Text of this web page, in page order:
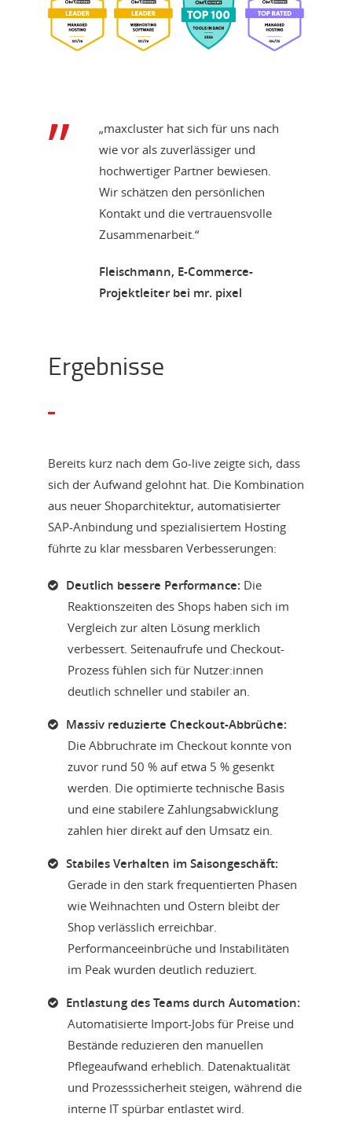
„maxcluster hat sich für uns nach
wie vor als zuverlässiger und
hochwertiger Partner bewiesen.
Wir schätzen den persönlichen
Kontakt und die vertrauensvolle
Zusammenarbeit.“
Fleischmann, E-Commerce-
Projektleiter bei mr. pixel
Ergebnisse
Bereits kurz nach dem Go-live zeigte sich, dass
sich der Aufwand gelohnt hat. Die Kombination
aus neuer Shoparchitektur, automatisierter
SAP-Anbindung und spezialisiertem Hosting
führte zu klar messbaren Verbesserungen:
Deutlich bessere Performance: Die
Reaktionszeiten des Shops haben sich im
Vergleich zur alten Lösung merklich
verbessert. Seitenaufrufe und Checkout-
Prozess fühlen sich für Nutzer:innen
deutlich schneller und stabiler an.
Massiv reduzierte Checkout-Abbrüche:
Die Abbruchrate im Checkout konnte von
zuvor rund 50 % auf etwa 5 % gesenkt
werden. Die optimierte technische Basis
und eine stabilere Zahlungsabwicklung
zahlen hier direkt auf den Umsatz ein.
Stabiles Verhalten im Saisongeschäft:
Gerade in den stark frequentierten Phasen
wie Weihnachten und Ostern bleibt der
Shop verlässlich erreichbar.
Performanceeinbrüche und Instabilitäten
im Peak wurden deutlich reduziert.
Entlastung des Teams durch Automation:
Automatisierte Import-Jobs für Preise und
Bestände reduzieren den manuellen
Pflegeaufwand erheblich. Datenaktualität
und Prozesssicherheit steigen, während die
interne IT spürbar entlastet wird.